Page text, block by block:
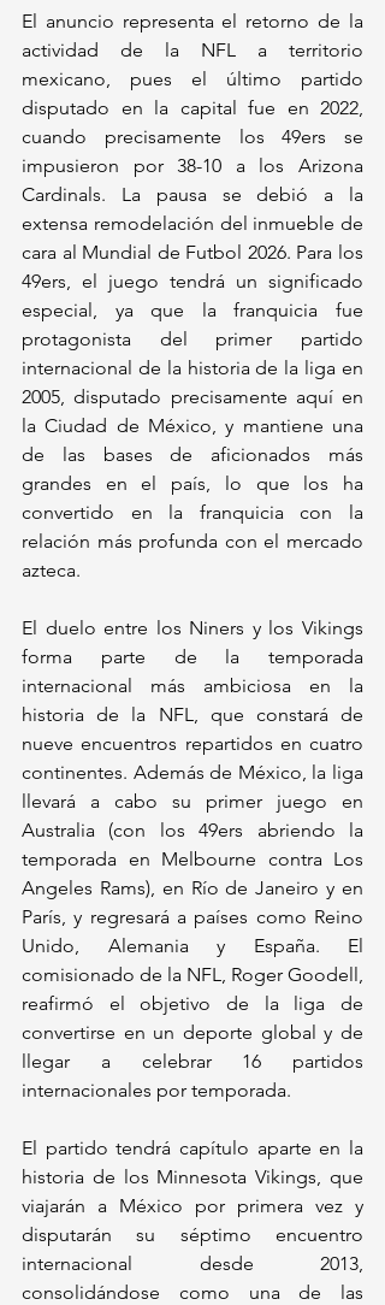
El anuncio representa el retorno de la
actividad de la NFL a territorio
mexicano, pues el último partido
disputado en la capital fue en 2022,
cuando precisamente los 49ers se
impusieron por 38-10 a los Arizona
Cardinals. La pausa se debió a la
extensa remodelación del inmueble de
cara al Mundial de Futbol 2026. Para los
49ers, el juego tendrá un significado
especial, ya que la franquicia fue
protagonista del primer partido
internacional de la historia de la liga en
2005, disputado precisamente aquí en
la Ciudad de México, y mantiene una
de las bases de aficionados más
grandes en el país, lo que los ha
convertido en la franquicia con la
relación más profunda con el mercado
azteca.
El duelo entre los Niners y los Vikings
forma parte de la temporada
internacional más ambiciosa en la
historia de la NFL, que constará de
nueve encuentros repartidos en cuatro
continentes. Además de México, la liga
llevará a cabo su primer juego en
Australia (con los 49ers abriendo la
temporada en Melbourne contra Los
Angeles Rams), en Río de Janeiro y en
París, y regresará a países como Reino
Unido, Alemania y España. El
comisionado de la NFL, Roger Goodell,
reafirmó el objetivo de la liga de
convertirse en un deporte global y de
llegar a celebrar 16 partidos
internacionales por temporada.
El partido tendrá capítulo aparte en la
historia de los Minnesota Vikings, que
viajarán a México por primera vez y
disputarán su séptimo encuentro
internacional desde 2013,
consolidándose como una de las